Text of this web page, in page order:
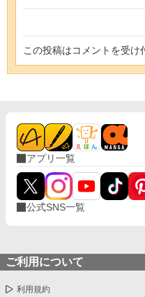
この投稿はコメントを受け
アプリ一覧
公式SNS一覧
ご利用について
利用規約